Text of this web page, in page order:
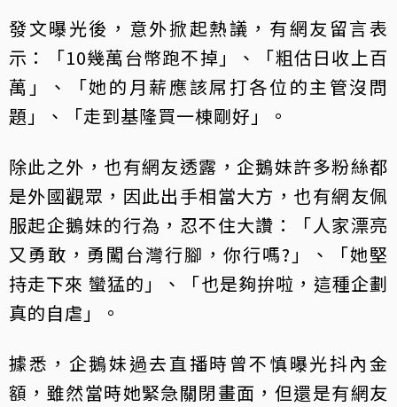
發文曝光後，意外掀起熱議，有網友留言表
示：「10幾萬台幣跑不掉」、「粗估日收上百
萬」、「她的月薪應該屌打各位的主管沒問
題」、「走到基隆買一棟剛好」。
除此之外，也有網友透露，企鵝妹許多粉絲都
是外國觀眾，因此出手相當大方，也有網友佩
服起企鵝妹的行為，忍不住大讚：「人家漂亮
又勇敢，勇闖台灣行腳，你行嗎?」、「她堅
持走下來 蠻猛的」、「也是夠拚啦，這種企劃
真的自虐」。
據悉，企鵝妹過去直播時曾不慎曝光抖內金
額，雖然當時她緊急關閉畫面，但還是有網友